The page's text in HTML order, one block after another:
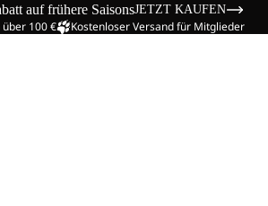
auf frühere SaisonsJETZT KAUFEN
100 € Kostenloser Versand für Mitglieder